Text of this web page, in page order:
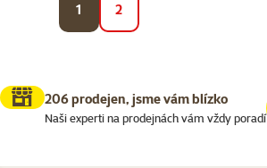
1 2
206 prodejen, jsme vám blízko
Naši experti na prodejnách vám vždy poradí